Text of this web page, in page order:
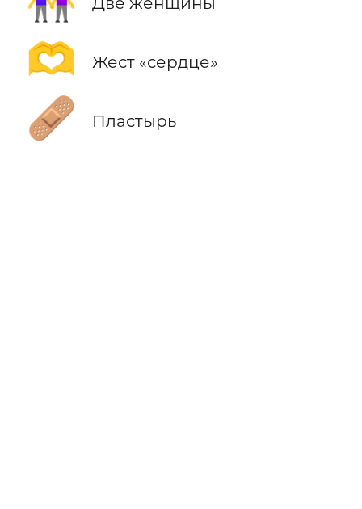
🫶 Жест «сердце»
🩹 Пластырь